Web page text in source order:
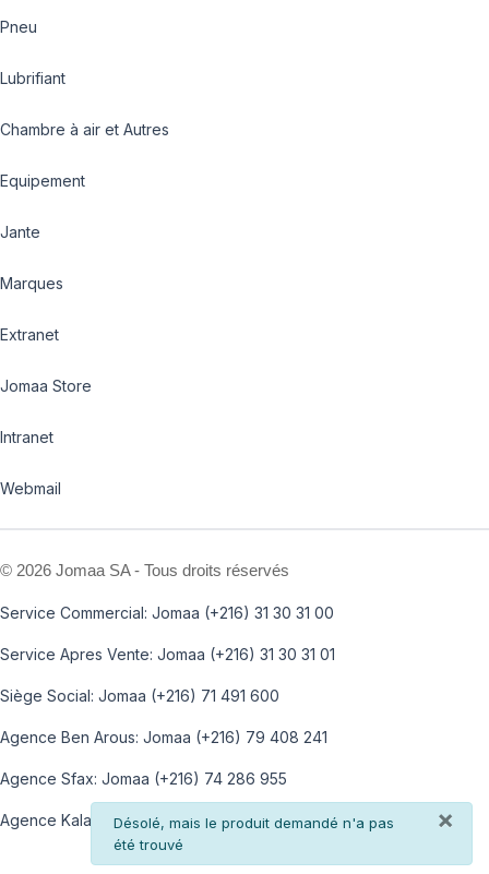
×
info
Désolé, mais le produit demandé n'a pas
été trouvé
Pneu
Lubrifiant
Chambre à air et Autres
Equipement
Jante
Marques
Extranet
Jomaa Store
Intranet
Webmail
© 2026 Jomaa SA - Tous droits réservés
Service Commercial: Jomaa (+216) 31 30 31 00
Service Apres Vente: Jomaa (+216) 31 30 31 01
Siège Social: Jomaa (+216) 71 491 600
Agence Ben Arous: Jomaa (+216) 79 408 241
Agence Sfax: Jomaa (+216) 74 286 955
Agence Kalaa: Jomaa (+216) 73 812 100